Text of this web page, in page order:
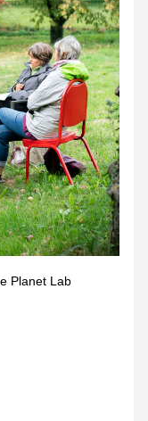
Planet Lab